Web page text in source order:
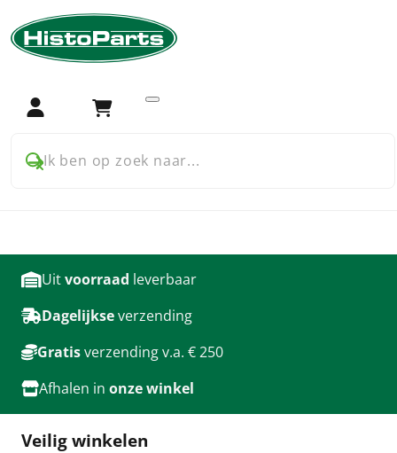
Login Winkelwagen
Ik ben op zoek naar...
Home Accessoires Stickersets
Engeland
producten
Uitvoorraad leverbaar
Dagelijkseverzending
Gratisverzending v.a. € 250
Afhalen in onze winkel
Veilig winkelen